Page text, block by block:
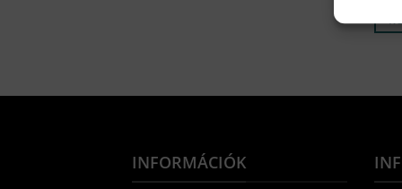
INFORMÁCIÓK